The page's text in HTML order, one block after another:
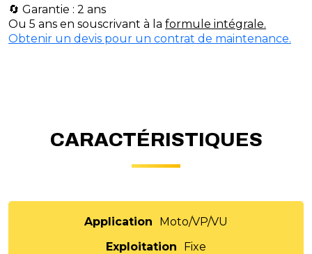
🔄 Garantie : 2 ans
Ou 5 ans en souscrivant à la formule intégrale.
Obtenir un devis pour un contrat de maintenance.
CARACTÉRISTIQUES
Application
Moto/VP/VU
Exploitation
Fixe